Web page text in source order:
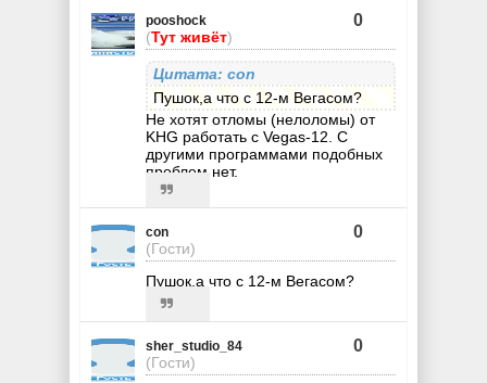
pooshock
(Тут живёт)
0
Цитата: con
Пушок,а что с 12-м Вегасом?
Не хотят отломы (нелоломы) от
KHG работать с Vegas-12. С
другими программами подобных
проблем нет.
con
(Гости)
0
Пушок,а что с 12-м Вегасом?
sher_studio_84
(Гости)
0